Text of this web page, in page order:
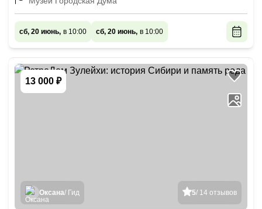
сб, 20 июнь, в 10:00 сб, 20 июнь, в 10:00
13 000 ₽
5/ 14 отзывов
Оксана/ Гид